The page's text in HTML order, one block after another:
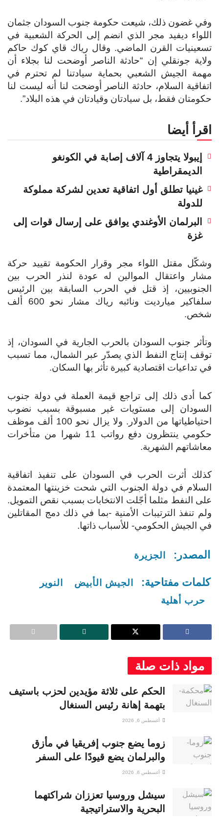
وفي غضون ذلك، شيعت حكومة جنوب السودان جثمان
اللواء ديفيد مجر الذي انضم إلى الحركة الشعبية في
تسعينيات القرن الماضي. وقال رياك قاي كوك حاكم
ولاية جونقلي إن “حادثة الناصر أوضحت لنا بجلاء أن
مهمة الجيش الشعبي بحماية سيادتنا لم تحترم في
اتفاقية السلام، حادثة الناصر أوضحت لنا أنه ليست لنا
حكومتان فقط، بل سيادتان وقيادتان في هذه البلاد”.
اقرأ أيضا
إيبولا يتجاوز 4 آلاف إصابة في الكونغو
الديمقراطية
غينيا تطلق أول اتفاقية تعدين لشركة مملوكة
للدولة
البرلمان الأوغندي يوافق على إرسال قوات إلى
غزة
وشكّل مقتل اللواء مجر وقرار الحكومة تقييد حركة
مشار واعتقال الموالين له عودة لنذر الحرب بين
الجنوبيين، إذ قتل في الحرب السابقة بين الرئيس
سلفاكير ميارديت ونائبه رياك مشار نحو 600 ألف
شخص.
وتأثر جنوب السودان بالحرب الجارية في السودان، إذ
توقف إنتاج النفط الذي يصدّر عبر الشمال، مما تسبب
في تداعيات اقتصادية كبيرة تأثر بها السكان.
كما أدى ذلك إلى تراجع قيمة العملة في دولة جنوب
السودان إلى مستويات غير مسبوقة بسبب نضوب
احتياطياتها من الدولار.
ولا يزال نحو 100 ألف موظف
حكومي ينتظرون دفع رواتب 11 شهرا من متأخرات
معاشاتهم الشهرية.
كذلك أثرت الحرب في السودان على تنفيذ اتفاقية
السلام في دولة الجنوب التي شحت خزينتها المعتمدة
على النفط مثلما أجّلت الانتخابات بسبب نقص التمويل.
ولم تنفذ الترتيبات الأمنية -بما في ذلك دمج المقاتلين
في الجيش الحكومي- للأسباب ذاتها.
المصدر: الجزيرة
كلمات مفتاحية: الجيش الأبيض
النوير
حرب أهلية
مواد ذات صلة
الحكم على ثلاثة مؤيدين لحزب باستيف
بتهمة إهانة رئيس السنغال
أغسطس 6, 2026
زوما يضع جنوب إفريقيا في مأزق
والبرلمان يضع قيودًا على السفر
أغسطس 6, 2026
سيشل وروسيا تعززان شراكتهما
البحرية والاستراتيجية